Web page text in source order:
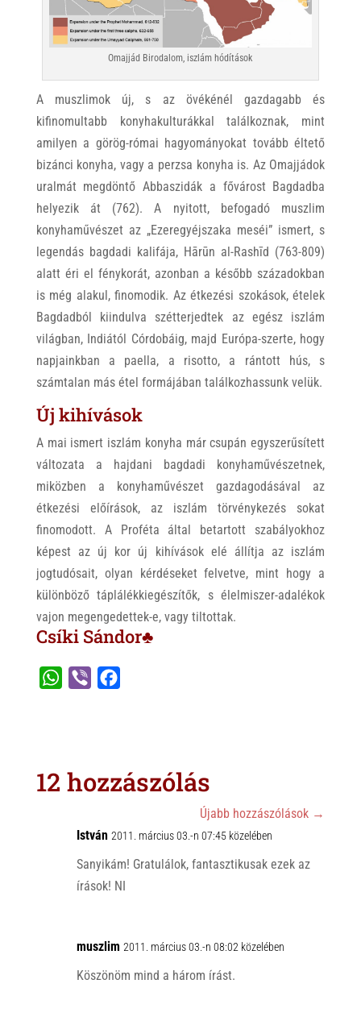
Omajjád Birodalom, iszlám hódítások
A muszlimok új, s az övékénél gazdagabb és
kifinomultabb konyhakulturákkal találkoznak, mint
amilyen a görög-római hagyományokat tovább éltető
bizánci konyha, vagy a perzsa konyha is. Az Omajjádok
uralmát megdöntő Abbaszidák a fővárost Bagdadba
helyezik át (762). A nyitott, befogadó muszlim
konyhaművészet az „Ezeregyéjszaka meséi” ismert, s
legendás bagdadi kalifája, Hārūn al-Rashīd (763-809)
alatt éri el fénykorát, azonban a később századokban
is még alakul, finomodik. Az étkezési szokások, ételek
Bagdadból kiindulva szétterjedtek az egész iszlám
világban, Indiától Córdobáig, majd Európa-szerte, hogy
napjainkban a paella, a risotto, a rántott hús, s
számtalan más étel formájában találkozhassunk velük.
Új kihívások
A mai ismert iszlám konyha már csupán egyszerűsített
változata a hajdani bagdadi konyhaművészetnek,
miközben a konyhaművészet gazdagodásával az
étkezési előírások, az iszlám törvénykezés sokat
finomodott. A Proféta által betartott szabályokhoz
képest az új kor új kihívások elé állítja az iszlám
jogtudósait, olyan kérdéseket felvetve, mint hogy a
különböző táplálékkiegészítők, s élelmiszer-adalékok
vajon megengedettek-e, vagy tiltottak.
Csíki Sándor♣
A
o
k
12 hozzászólás
Újabb hozzászólások →
István 2011. március 03.-n 07:45 közelében
Sanyikám! Gratulálok, fantasztikusak ezek az
írások! NI
muszlim 2011. március 03.-n 08:02 közelében
Köszönöm mind a három írást.